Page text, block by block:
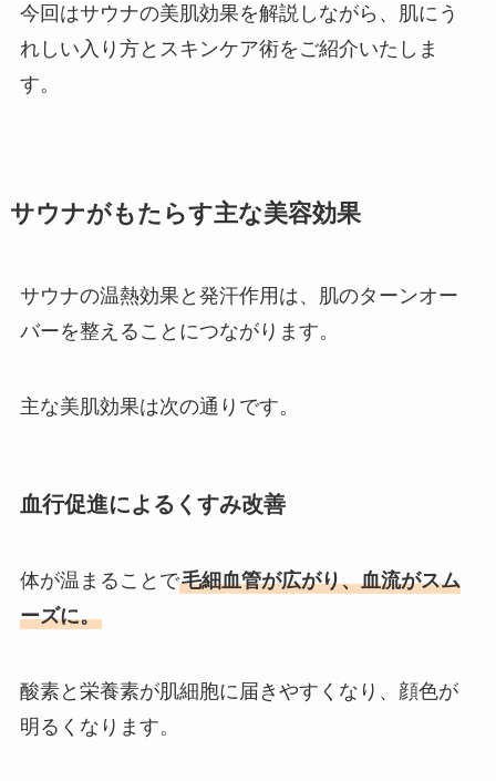
今回はサウナの美肌効果を解説しながら、肌にう
れしい入り方とスキンケア術をご紹介いたしま
す。
サウナがもたらす主な美容効果
サウナの温熱効果と発汗作用は、肌のターンオー
バーを整えることにつながります。
主な美肌効果は次の通りです。
血行促進によるくすみ改善
体が温まることで毛細血管が広がり、血流がスム
ーズに。
酸素と栄養素が肌細胞に届きやすくなり、顔色が
明るくなります。